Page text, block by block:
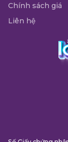
Chính sách giá
Liên hệ